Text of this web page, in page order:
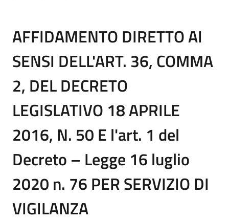
AFFIDAMENTO DIRETTO AI
SENSI DELL'ART. 36, COMMA
2, DEL DECRETO
LEGISLATIVO 18 APRILE
2016, N. 50 E l'art. 1 del
Decreto – Legge 16 luglio
2020 n. 76 PER SERVIZIO DI
VIGILANZA